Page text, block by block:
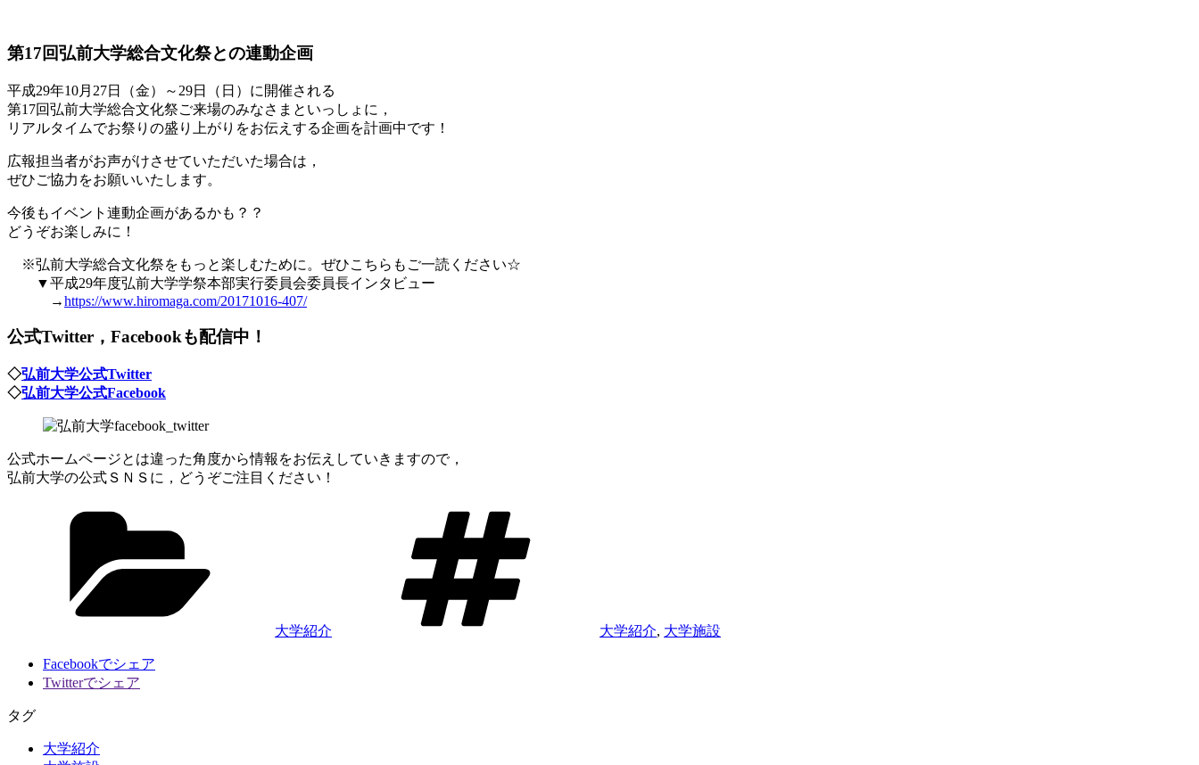
第17回弘前大学総合文化祭との連動企画
平成29年10月27日（金）～29日（日）に開催される
第17回弘前大学総合文化祭ご来場のみなさまといっしょに，
リアルタイムでお祭りの盛り上がりをお伝えする企画を計画中です！
広報担当者がお声がけさせていただいた場合は，
ぜひご協力をお願いいたします。
今後もイベント連動企画があるかも？？
どうぞお楽しみに！
※弘前大学総合文化祭をもっと楽しむために。ぜひこちらもご一読ください☆
▼平成29年度弘前大学学祭本部実行委員会委員長インタビュー
→https://www.hiromaga.com/20171016-407/
公式Twitter，Facebookも配信中！
◇弘前大学公式Twitter
◇弘前大学公式Facebook
公式ホームページとは違った角度から情報をお伝えしていきますので，
弘前大学の公式ＳＮＳに，どうぞご注目ください！
大学紹介 大学紹介, 大学施設
Facebookでシェア
Twitterでシェア
タグ
大学紹介